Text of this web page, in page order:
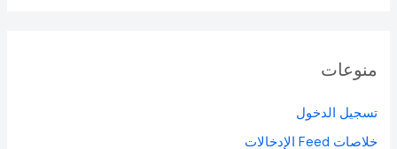
منوعات
تسجيل الدخول
خلاصات Feed الإدخالات